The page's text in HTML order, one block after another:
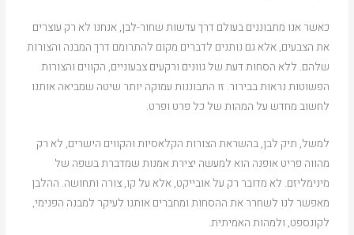
כאשר אנו מתבוננים בעולם דרך עדשות שחור-לבן, אנחנו לא רק עוצרים
את הצבעים, אלא גם נותנים לדברים מקום להתרומם דרך המבנה והצורות
שלהם. ללא הסחות דעת של גוונים ורקעים צבעוניים, הקווים והצורות
הפשוטות נראות בבירור. זו התבוננות עמוקה יותר שיטה שמביאה אותנו
לחשוב מחדש על המהות של כל פרט ופרט.
למשל, תיק לבן, בהשראת הצורות הקלאסיות והקווים הישרים, לא רק
מהווה פריט אופנה הוא למעשה יצירת אמנות שמדברת בשפה של
מינימליזם. לא מדובר רק על אובייקט, אלא על קו, צורה ותחושה. ההלבן
מאפשר לנו לשחרר את ההסחות ומחברים אותנו לעיקר למבנה הפנימי,
לקונספט, ולמהות האמיתית.